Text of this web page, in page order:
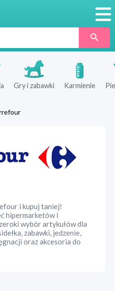
Gry i zabawki Karmienie
i kupuj taniej!
hipermarketów i
wybór artykułów dla
zabawki, jedzenie,
oraz akcesoria do